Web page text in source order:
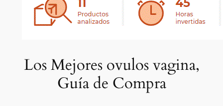
Los Mejores ovulos vagina,
Guía de Compra